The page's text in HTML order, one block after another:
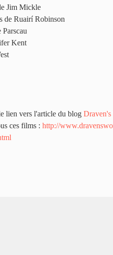
Jim Mickle
de Ruairí Robinson
Kent
lien vers l'article du blog Draven's
ces films : http://